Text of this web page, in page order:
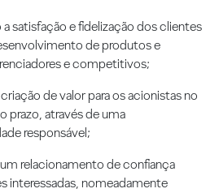
satisfação e fidelização dos clientes
de produtos e
e competitivos;
de valor para os acionistas no
prazo, através de uma
responsável;
relacionamento de confiança
interessadas, nomeadamente